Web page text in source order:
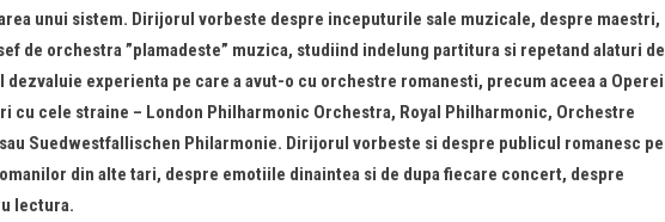
unui sistem. Dirijorul vorbeste despre inceputurile sale muzicale, despre maestri,
de orchestra ”plamadeste” muzica, studiind indelung partitura si repetand alaturi de
dezvaluie experienta pe care a avut-o cu orchestre romanesti, precum aceea a Operei
cu cele straine – London Philharmonic Orchestra, Royal Philharmonic, Orchestre
Suedwestfallischen Philarmonie. Dirijorul vorbeste si despre publicul romanesc pe
din alte tari, despre emotiile dinaintea si de dupa fiecare concert, despre
lectura.